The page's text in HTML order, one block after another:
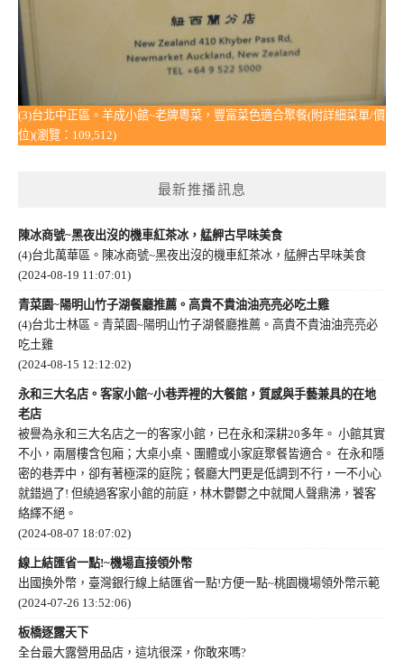
(3)台北中正區。羊成小館~老牌粵菜，豐富菜色適合聚餐(附詳細菜單/價
位)(瀏覽：109,512)
最新推播訊息
陳冰商號~黑夜出沒的機車紅茶冰，艋舺古早味美食
(4)台北萬華區。陳冰商號~黑夜出沒的機車紅茶冰，艋舺古早味美食
(2024-08-19 11:07:01)
青菜園~陽明山竹子湖餐廳推薦。高貴不貴油油亮亮必吃土雞
(4)台北士林區。青菜園~陽明山竹子湖餐廳推薦。高貴不貴油油亮亮必
吃土雞
(2024-08-15 12:12:02)
永和三大名店。客家小館~小巷弄裡的大餐館，質感與手藝兼具的在地
老店
被譽為永和三大名店之一的客家小館，已在永和深耕20多年。 小館其實
不小，兩層樓含包廂；大桌小桌、團體或小家庭聚餐皆適合。 在永和隱
密的巷弄中，卻有著極深的庭院；餐廳大門更是低調到不行，一不小心
就錯過了! 但繞過客家小館的前庭，林木鬱鬱之中就聞人聲鼎沸，饕客
絡繹不絕。
(2024-08-07 18:07:02)
線上結匯省一點!~機場直接領外幣
出國換外幣，臺灣銀行線上結匯省一點!方便一點~桃園機場領外幣示範
(2024-07-26 13:52:06)
板橋逐露天下
全台最大露營用品店，這坑很深，你敢來嗎?